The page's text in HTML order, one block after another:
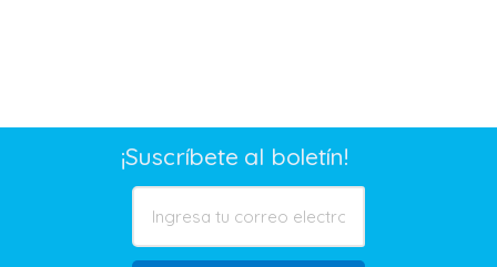
¡Suscríbete al boletín!